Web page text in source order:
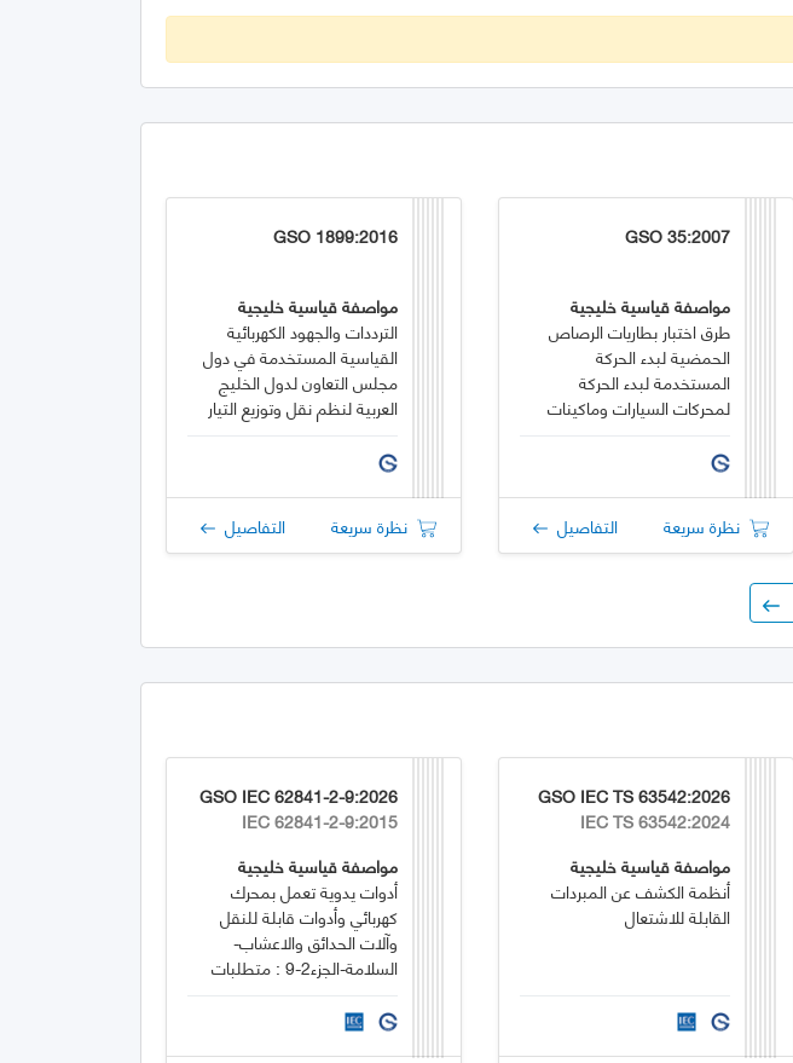
GSO 35:2007
مواصفة قياسية خليجية
طرق اختبار بطاريات الرصاص
الحمضية لبدء الحركة
المستخدمة لبدء الحركة
لمحركات السيارات وماكينات
نظرة سريعة التفاصيل
GSO 1899:2016
مواصفة قياسية خليجية
الترددات والجهود الكهربائية
القياسية المستخدمة في دول
مجلس التعاون لدول الخليج
العربية لنظم نقل وتوزيع التيار
نظرة سريعة التفاصيل
GSO IEC TS 63542:2026
IEC TS 63542:2024
مواصفة قياسية خليجية
أنظمة الكشف عن المبردات
القابلة للاشتعال
GSO IEC 62841-2-9:2026
IEC 62841-2-9:2015
مواصفة قياسية خليجية
أدوات يدوية تعمل بمحرك
كهربائي وأدوات قابلة للنقل
وآلات الحدائق والاعشاب-
السلامة-الجزء2-9 : متطلبات
اليدوية